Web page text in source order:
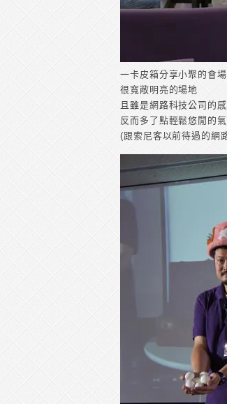
一卡皮箱分享小聚的會
很寬敞明亮的場地
且雖是網路科技公司的
反而多了點輕鬆悠閒的
(跟索尼客以前待過的網